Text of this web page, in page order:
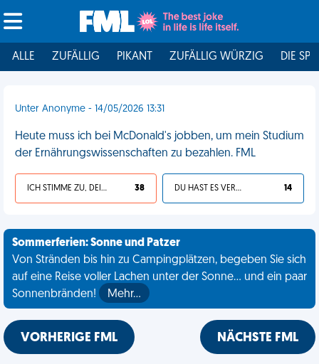
ALLE ZUFÄLLIG PIKANT ZUFÄLLIG WÜRZIG DIE
Unter Anonyme - 14/05/2026 13:31
Heute muss ich bei McDonald's jobben, um mein Studium
der Ernährungswissenschaften zu bezahlen. FML
ICH STIMME ZU, DEIN LEBEN IST SCHEISSE 38 DU HAST ES VERDIENT 14
Sommerferien: Sonne und Patzer
Von Stränden bis hin zu Campingplätzen, begeben Sie sich
auf eine Reise voller Lachen unter der Sonne... und ein paar
Sonnenbränden!
Mehr…
VORHERIGE FML NÄCHSTE FML